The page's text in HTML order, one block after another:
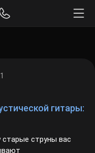
гитары:
струны вас